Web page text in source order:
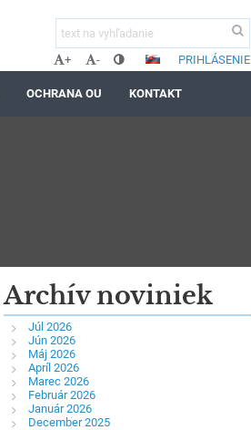
+ - PRIHLÁSENIE
OCHRANA OU KONTAKT
Archív noviniek
Júl 2026
Jún 2026
Máj 2026
Apríl 2026
Marec 2026
Február 2026
Január 2026
December 2025